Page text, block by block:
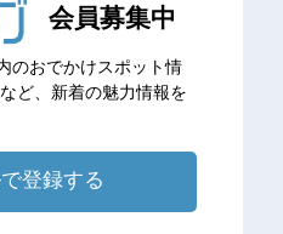
会員募集中
のおでかけスポット情
ど、新着の魅力情報を
登録する